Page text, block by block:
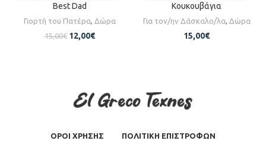
Best Dad
Γιορτή του Πατέρα, Δώρα
15,00€ 12,00€
Κουκουβάγια
Για τον/ην Δάσκαλο/λα, Δώρα
15,00€
ΟΡΟΙ ΧΡΗΣΗΣ ΠΟΛΙΤΙΚΗ ΕΠΙΣΤΡΟΦΩΝ